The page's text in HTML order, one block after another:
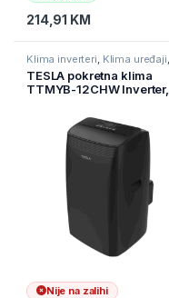
214,91 KM
Klima inverteri Klima uređaji
Kućanski aparati
TESLA pokretna klima
TTMYB-12CHW Inverter,
Nije na zalihi